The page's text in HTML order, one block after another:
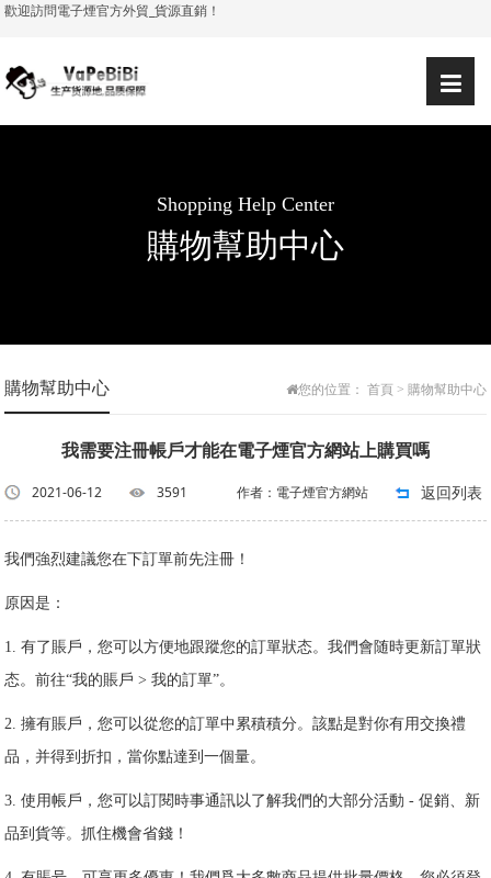
歡迎訪問電子煙官方外貿_貨源直銷！
登錄|注冊
Shopping Help Center
購物幫助中心
購物幫助中心 您的位置： 首頁> 購物幫助中心
我需要注冊帳戶才能在電子煙官方網站上購買嗎
2021-06-12 3591 作者：電子煙官方網站 返回列表
我們強烈建議您在下訂單前先注冊！
原因是：
1. 有了賬戶，您可以方便地跟蹤您的訂單狀态。我們會随時更新訂單狀
态。前往“我的賬戶 > 我的訂單”。
2. 擁有賬戶，您可以從您的訂單中累積積分。該點是對你有用交換禮
品，并得到折扣，當你點達到一個量。
3. 使用帳戶，您可以訂閱時事通訊以了解我們的大部分活動 - 促銷、新
品到貨等。抓住機會省錢！